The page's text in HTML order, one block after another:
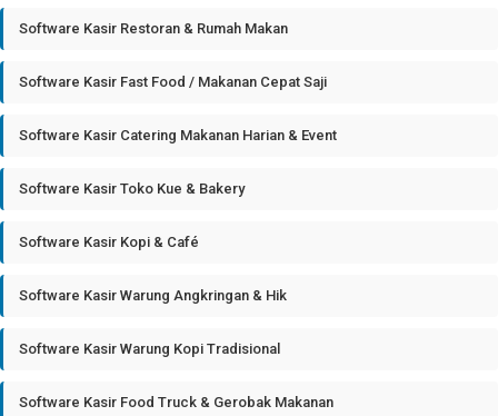
Software Kasir Restoran & Rumah Makan
Software Kasir Fast Food / Makanan Cepat Saji
Software Kasir Catering Makanan Harian & Event
Software Kasir Toko Kue & Bakery
Software Kasir Kopi & Café
Software Kasir Warung Angkringan & Hik
Software Kasir Warung Kopi Tradisional
Software Kasir Food Truck & Gerobak Makanan